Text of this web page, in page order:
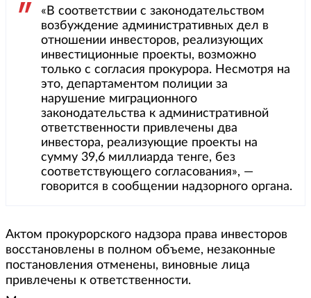
«В соответствии с законодательством
возбуждение административных дел в
отношении инвесторов, реализующих
инвестиционные проекты, возможно
только с согласия прокурора. Несмотря на
это, департаментом полиции за
нарушение миграционного
законодательства к административной
ответственности привлечены два
инвестора, реализующие проекты на
сумму 39,6 миллиарда тенге, без
соответствующего согласования», —
говорится в сообщении надзорного органа.
Актом прокурорского надзора права инвесторов
восстановлены в полном объеме, незаконные
постановления отменены, виновные лица
привлечены к ответственности.